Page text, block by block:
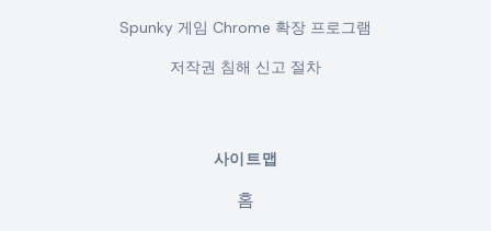
Spunky 게임 Chrome 확장 프로그램
저작권 침해 신고 절차
사이트맵
홈